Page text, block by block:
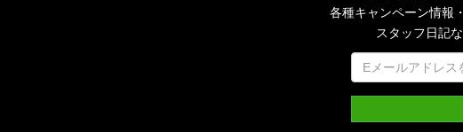
各種キャンペーン情報
スタッフ日記